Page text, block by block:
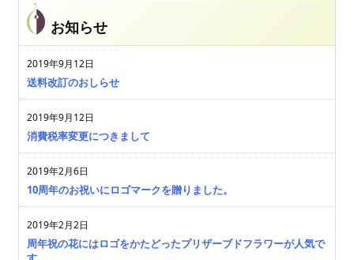
お知らせ
2019年9月12日
送料改訂のおしらせ
2019年9月12日
消費税率変更につきまして
2019年2月6日
10周年のお祝いにロゴマークを贈りました。
2019年2月2日
周年祝の花にはロゴをかたどったプリザーブドフラワーが人気で